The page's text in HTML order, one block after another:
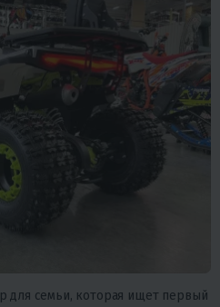
для семьи, которая ищет первый